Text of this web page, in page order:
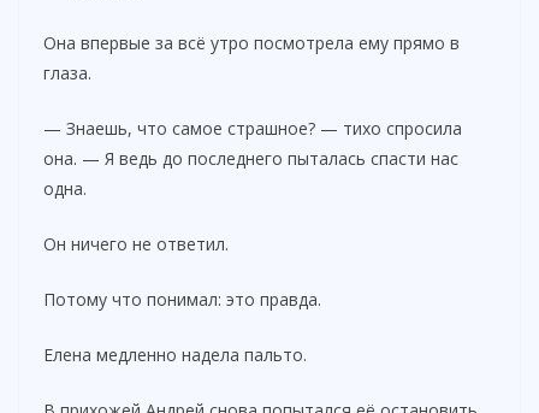
Она впервые за всё утро посмотрела ему прямо в
глаза.
— Знаешь, что самое страшное? — тихо спросила
она. — Я ведь до последнего пыталась спасти нас
одна.
Он ничего не ответил.
Потому что понимал: это правда.
Елена медленно надела пальто.